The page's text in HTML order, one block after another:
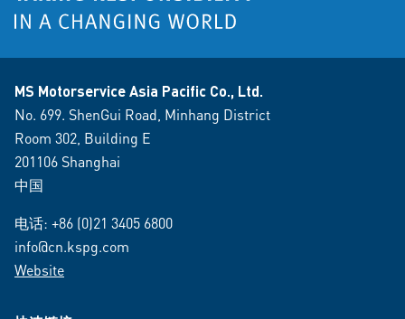
MS Motorservice Asia Pacific Co., Ltd.
No. 699. ShenGui Road, Minhang District
Room 302, Building E
201106 Shanghai
中国
电话: +86 (0)21 3405 6800
info@cn.kspg.com
Website